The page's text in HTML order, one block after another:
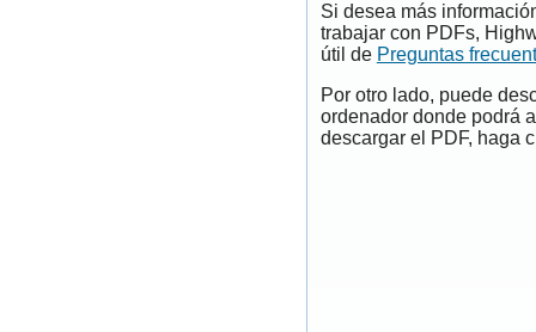
Si desea más
trabajar con PDFs,
útil de Preguntas
Por otro lado, puede
ordenador donde podrá
descargar el PDF, haga